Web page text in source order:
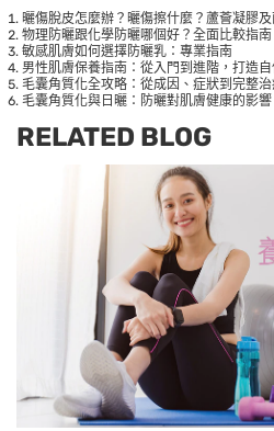
曬傷脫皮怎麼辦？曬傷擦什麼？蘆薈凝膠
物理防曬跟化學防曬哪個好？全面比較指南
敏感肌膚如何選擇防曬乳：專業指南
男性肌膚保養指南：從入門到進階，打造
毛囊角質化全攻略：從成因、症狀到完整
毛囊角質化與日曬：防曬對肌膚健康的影響
RELATED BLOG